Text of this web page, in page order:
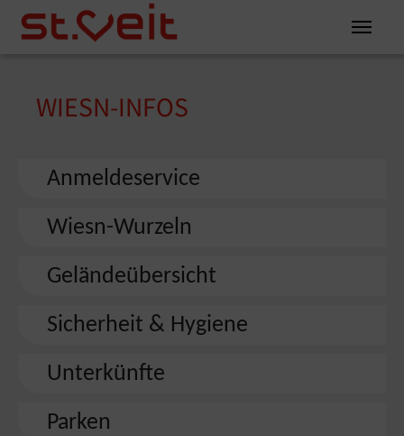
Zum Inhalt springen
Zum Seitenende springen
You are here:
WIESN-INFOS
Anmeldeservice
Wiesn-Wurzeln
Geländeübersicht
Sicherheit & Hygiene
Unterkünfte
Parken